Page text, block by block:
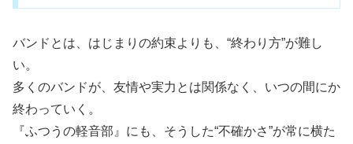
バンドとは、はじまりの約束よりも、“終わり方”が難し
い。
多くのバンドが、友情や実力とは関係なく、いつの間にか
終わっていく。
『ふつうの軽音部』にも、そうした“不確かさ”が常に横た